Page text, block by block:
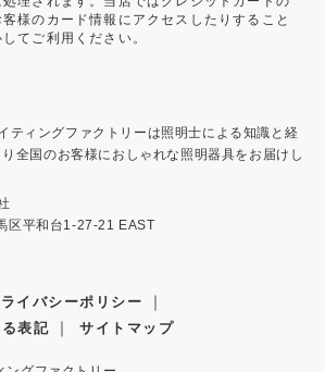
様のカード情報にアクセスしたりすること
てご利用ください。
ティングファクトリーは照明士による知識と経
全国のお客様におしゃれな照明器具をお届けし
社
区平和台1-27-21 EAST
イバシーポリシー ｜
表記 ｜ サイトマップ